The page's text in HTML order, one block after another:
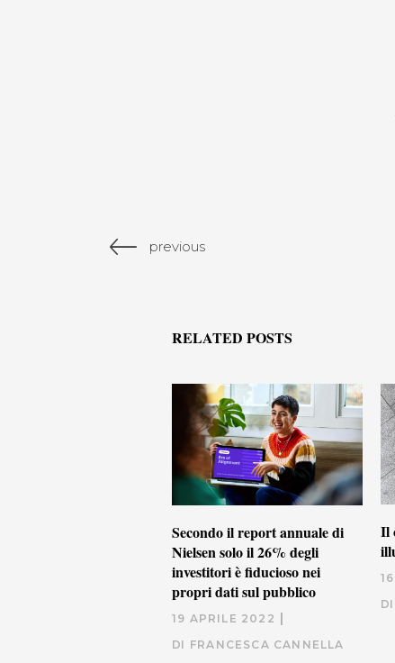
previous
RELATED POSTS
Secondo il report annuale di
Nielsen solo il 26% degli
investitori è fiducioso nei
propri dati sul pubblico
19 APRILE 2022
DI FRANCESCA CANNELLA
Il
DI